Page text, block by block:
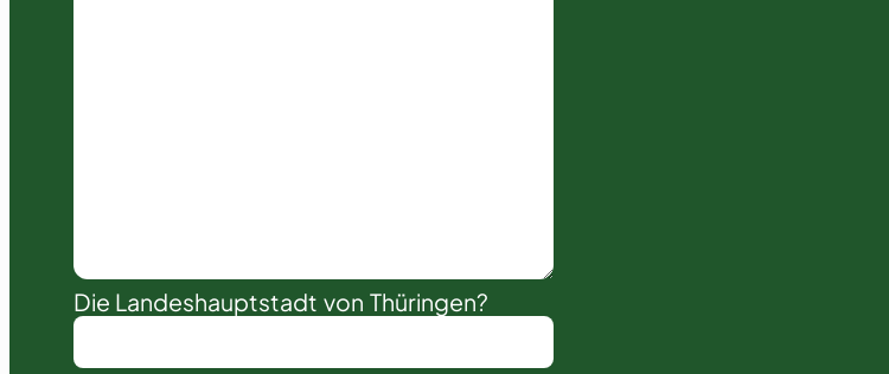
Die Landeshauptstadt von Thüringen?